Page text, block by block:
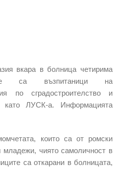
вкара в болница четирима
са възпитаници на
по сградостроителство и
като ЛУСК-а. Информацията
които са от ромски
младежи, чиято самоличност в
са откарани в болницата,